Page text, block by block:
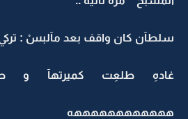
سلطآن كان واقف بعد مآلبسْ : تركي
غادهِ طلعِت كميرتهآ
ههههههههههههه